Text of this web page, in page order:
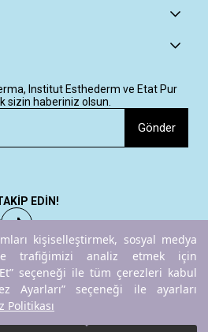
kişiselleştirmek, sosyal medya
trafiğimizi analiz etmek için
Et” seçeneği ile tüm çerezleri kabul
Ayarları” seçeneği ile ayarları
Politikası
Institut Esthederm ve Etat Pur
sizin haberiniz olsun.
Gönder
EDİN!
ETAT PURAll rights reserved.